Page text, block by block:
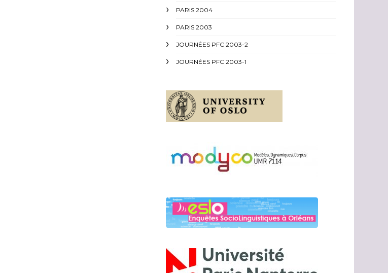
PARIS 2004
PARIS 2003
JOURNÉES PFC 2003-2
JOURNÉES PFC 2003-1